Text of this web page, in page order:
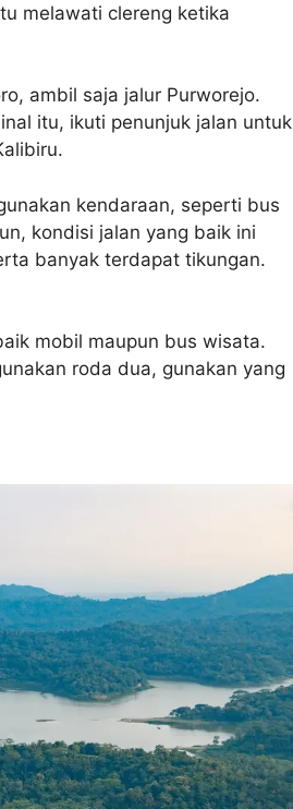
melawati clereng ketika
ambil saja jalur Purworejo.
itu, ikuti penunjuk jalan untuk
kendaraan, seperti bus
kondisi jalan yang baik ini
banyak terdapat tikungan.
mobil maupun bus wisata.
roda dua, gunakan yang